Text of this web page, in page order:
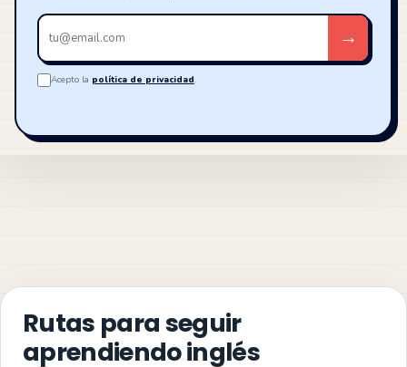
Tu
email
→
Acepto la política de privacidad.
Rutas para seguir
aprendiendo inglés